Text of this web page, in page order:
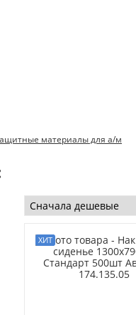
материалы для а/м